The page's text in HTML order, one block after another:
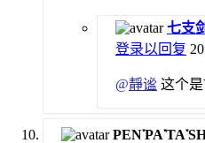
七支
登录以回复
@靜谧 这个